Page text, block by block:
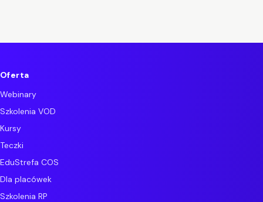
Oferta
Webinary
Szkolenia VOD
Kursy
Teczki
EduStrefa COS
Dla placówek
Szkolenia RP